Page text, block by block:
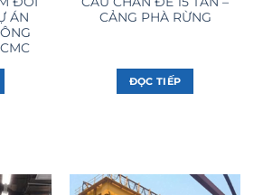
ÁN
CẢNG PHÀ RỪNG
ĐỌC TIẾP